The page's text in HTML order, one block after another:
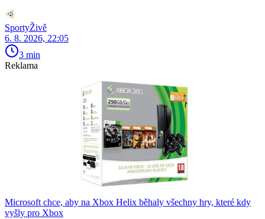
SportyŽivě
6. 8. 2026, 22:05
3 min
Reklama
Microsoft chce, aby na Xbox Helix běhaly všechny hry, které kdy
vyšly pro Xbox